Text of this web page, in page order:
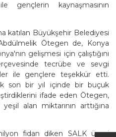
gençlerin kaynaşmasının
katılan Büyükşehir Belediyesi
Ötegen de, Konya
gelişmesi için çalıştığını
tecrübe ve sevgi
ile gençlere teşekkür etti.
son bir yıl içinde bir buçuk
ifade eden Ötegen,
alan miktarının arttığına
fidan diken SALK üyesi